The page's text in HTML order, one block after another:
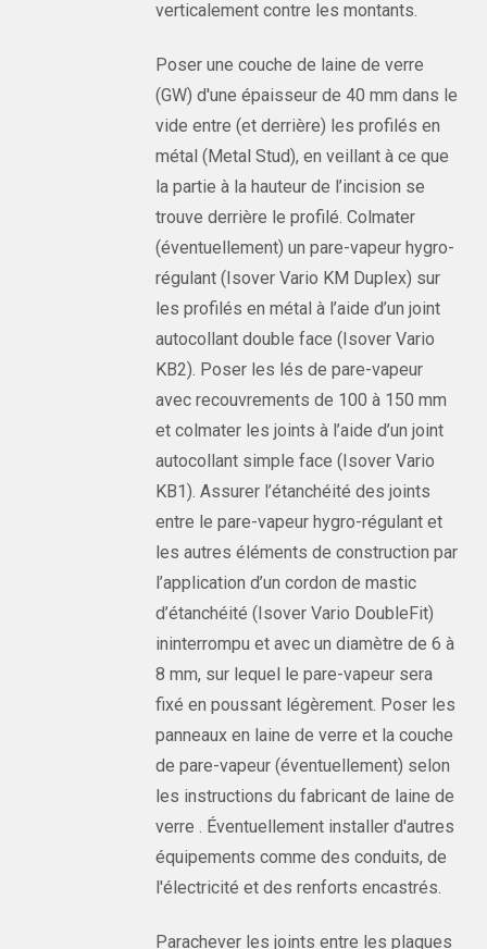
verticalement contre les montants.
Poser une couche de laine de verre
(GW) d'une épaisseur de 40 mm dans le
vide entre (et derrière) les profilés en
métal (Metal Stud), en veillant à ce que
la partie à la hauteur de l’incision se
trouve derrière le profilé. Colmater
(éventuellement) un pare-vapeur hygro-
régulant (Isover Vario KM Duplex) sur
les profilés en métal à l’aide d’un joint
autocollant double face (Isover Vario
KB2). Poser les lés de pare-vapeur
avec recouvrements de 100 à 150 mm
et colmater les joints à l’aide d’un joint
autocollant simple face (Isover Vario
KB1). Assurer l’étanchéité des joints
entre le pare-vapeur hygro-régulant et
les autres éléments de construction par
l’application d’un cordon de mastic
d’étanchéité (Isover Vario DoubleFit)
ininterrompu et avec un diamètre de 6 à
8 mm, sur lequel le pare-vapeur sera
fixé en poussant légèrement. Poser les
panneaux en laine de verre et la couche
de pare-vapeur (éventuellement) selon
les instructions du fabricant de laine de
verre . Éventuellement installer d'autres
équipements comme des conduits, de
l'électricité et des renforts encastrés.
Parachever les joints entre les plaques